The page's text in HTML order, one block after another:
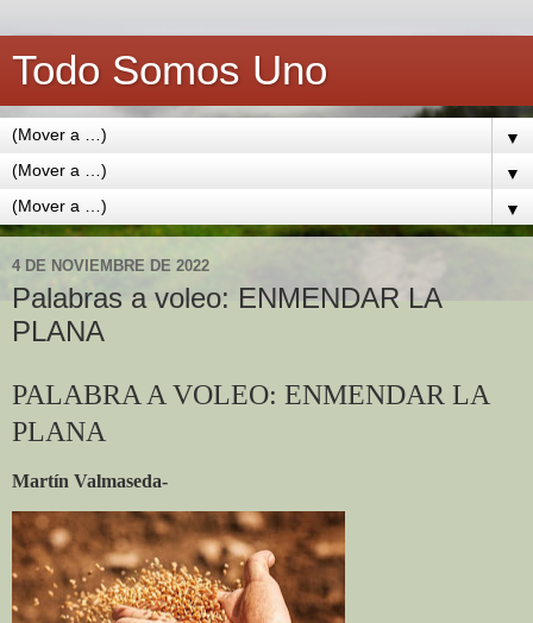
Todo Somos Uno
▼
▼
▼
4 DE NOVIEMBRE DE 2022
Palabras a voleo: ENMENDAR LA
PLANA
PALABRA A VOLEO: ENMENDAR LA
PLANA
Martín Valmaseda-